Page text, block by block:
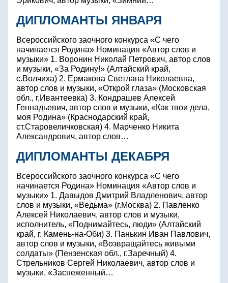
ДИПЛОМАНТЫ ЯНВАРЯ
Всероссийского заочного конкурса «С чего
начинается Родина» Номинация «Автор слов и
музыки» 1. Воронин Николай Петрович, автор слов
и музыки, «За Родину!» (Алтайский край,
с.Волчиха) 2. Ермакова Светлана Николаевна,
автор слов и музыки, «Открой глаза» (Московская
обл., г.Ивантеевка) 3. Кондрашев Алексей
Геннадьевич, автор слов и музыки, «Как твои дела,
моя Родина» (Краснодарский край,
ст.Старовеличковская) 4. Марченко Никита
Александрович, автор слов…
ДИПЛОМАНТЫ ДЕКАБРЯ
Всероссийского заочного конкурса «С чего
начинается Родина» Номинация «Автор слов и
музыки» 1. Давыдов Дмитрий Владленович, автор
слов и музыки, «Ведьма» (г.Москва) 2. Павленко
Алексей Николаевич, автор слов и музыки,
исполнитель, «Поднимайтесь, люди» (Алтайский
край, г. Камень-на-Оби) 3. Панькин Иван Павлович,
автор слов и музыки, «Возвращайтесь живыми
солдаты» (Пензенская обл., г.Заречный) 4.
Стрельников Сергей Николаевич, автор слов и
музыки, «Заснеженный…